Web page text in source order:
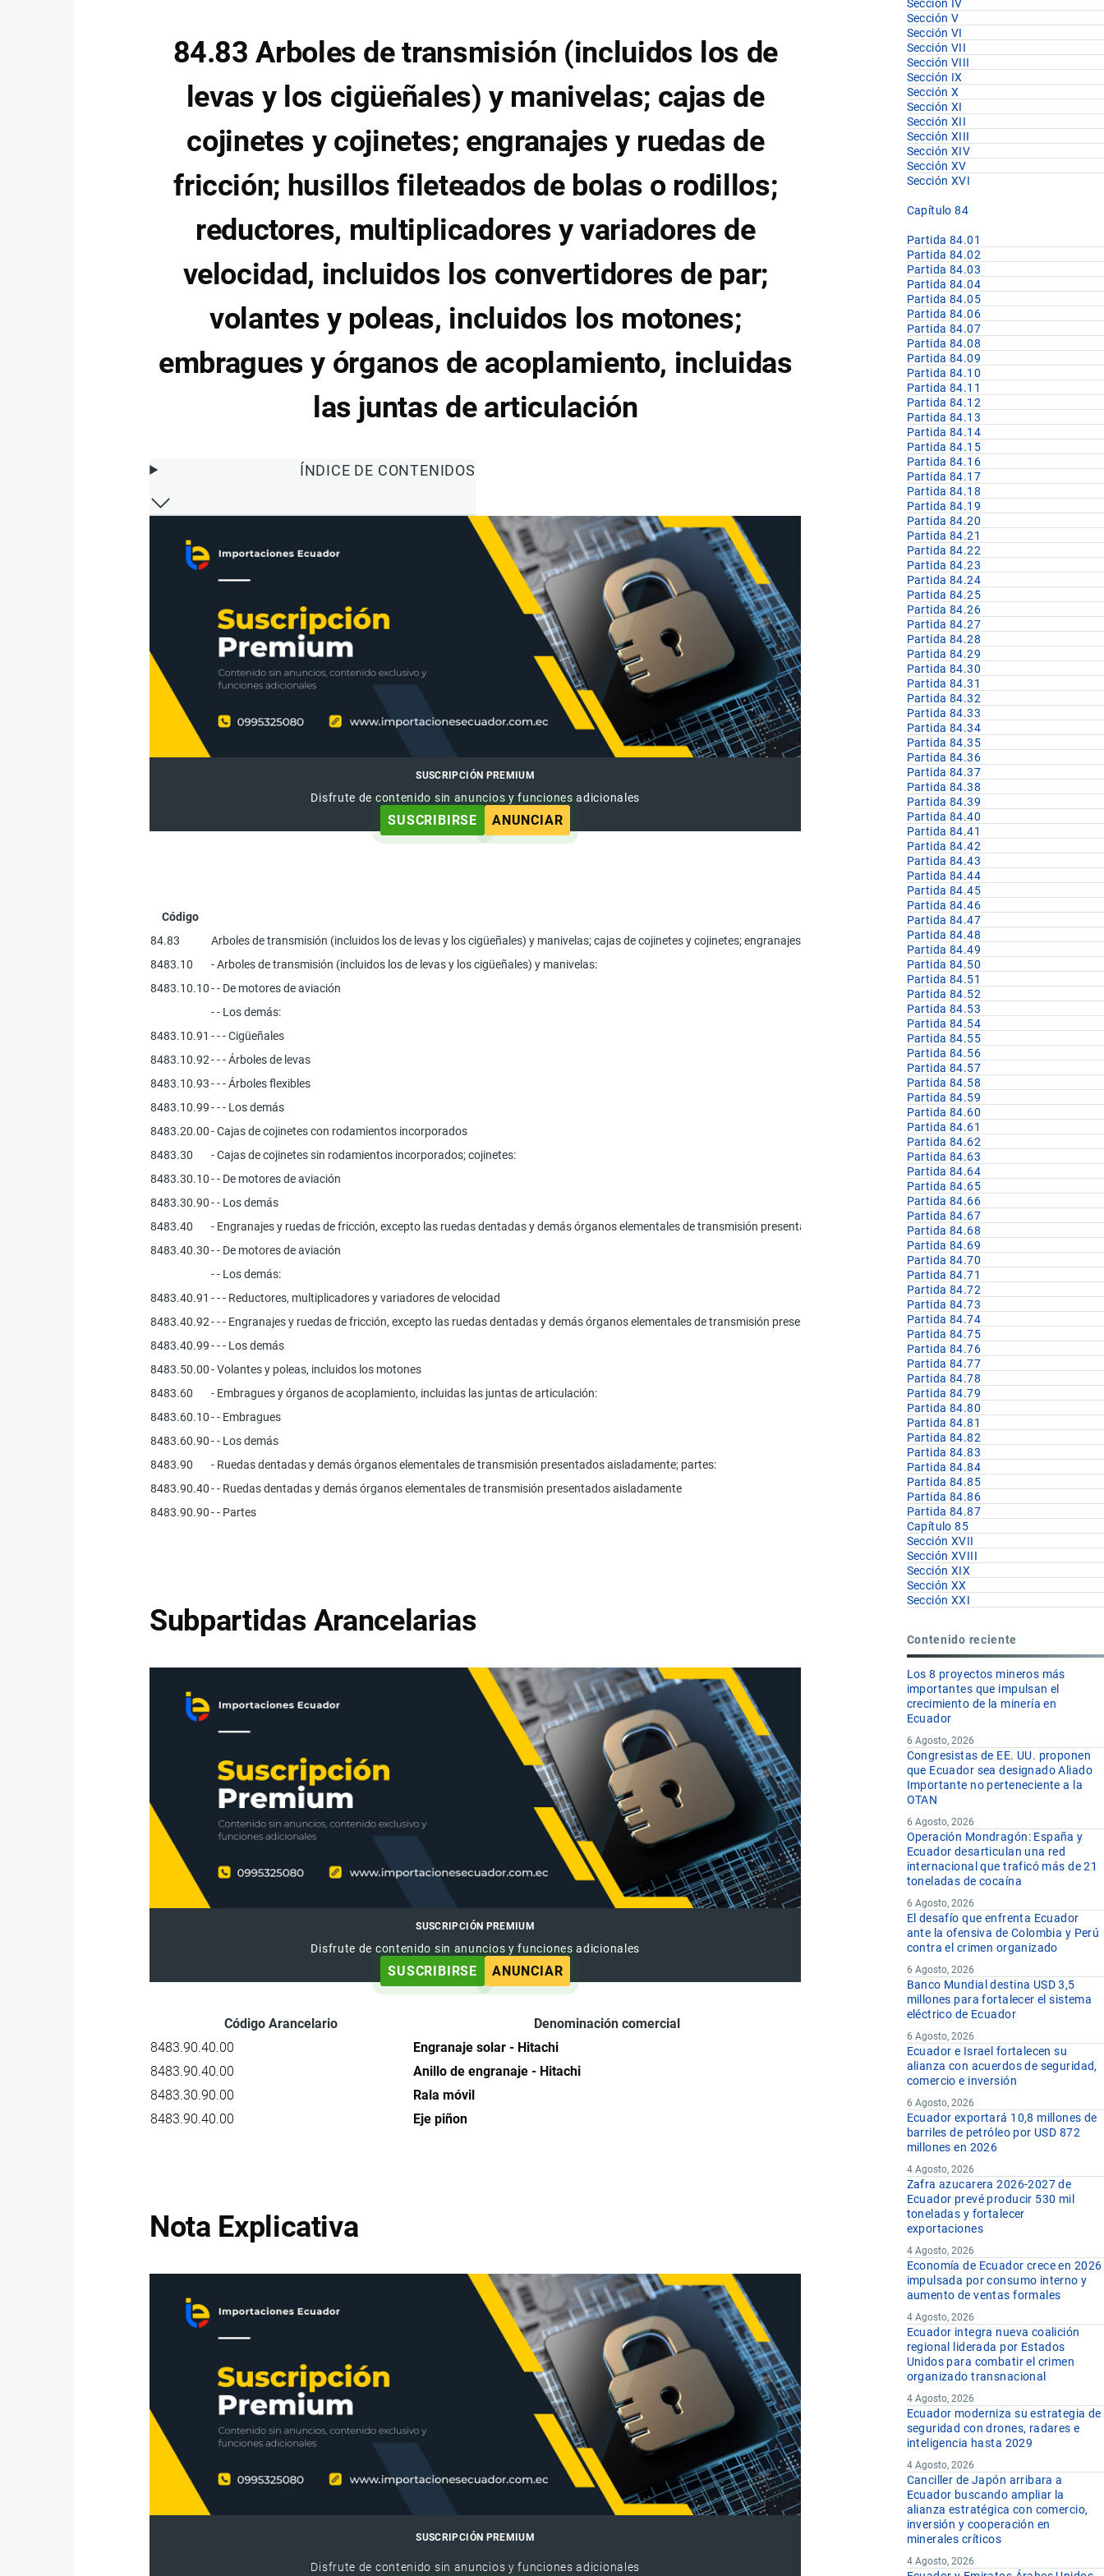
84.83 Arboles de transmisión (incluidos los de
levas y los cigüeñales) y manivelas; cajas de
cojinetes y cojinetes; engranajes y ruedas de
fricción; husillos fileteados de bolas o rodillos;
reductores, multiplicadores y variadores de
velocidad, incluidos los convertidores de par;
volantes y poleas, incluidos los motones;
embragues y órganos de acoplamiento, incluidas
las juntas de articulación
ÍNDICE DE CONTENIDOS
SUSCRIPCIÓN PREMIUM
Disfrute de contenido sin anuncios y funciones adicionales
SUSCRIBIRSE ANUNCIAR
Código
84.83
Arboles de transmisión (incluidos los de levas y los cigüeñales) y manivelas; cajas de cojinetes y cojinetes; engranajes y ruedas de fricción; husillos fileteados de bolas o
8483.10
- Arboles de transmisión (incluidos los de levas y los cigüeñales) y manivelas:
8483.10.10- - De motores de aviación
- - Los demás:
8483.10.91 - - - Cigüeñales
8483.10.92- - - Árboles de levas
8483.10.93- - - Árboles flexibles
8483.10.99- - - Los demás
8483.20.00- Cajas de cojinetes con rodamientos incorporados
8483.30
- Cajas de cojinetes sin rodamientos incorporados; cojinetes:
8483.30.10- - De motores de aviación
8483.30.90- - Los demás
8483.40
- Engranajes y ruedas de fricción, excepto las ruedas dentadas y demás órganos elementales de transmisión presentados aisladamente; husillos fileteados de bolas o rodillos;
8483.40.30- - De motores de aviación
- - Los demás:
8483.40.91 - - - Reductores, multiplicadores y variadores de velocidad
8483.40.92- - - Engranajes y ruedas de fricción, excepto las ruedas dentadas y demás órganos elementales de transmisión presentados aisladamente
8483.40.99- - - Los demás
8483.50.00- Volantes y poleas, incluidos los motones
8483.60
- Embragues y órganos de acoplamiento, incluidas las juntas de articulación:
8483.60.10- - Embragues
8483.60.90- - Los demás
8483.90
- Ruedas dentadas y demás órganos elementales de transmisión presentados aisladamente; partes:
8483.90.40- - Ruedas dentadas y demás órganos elementales de transmisión presenta­dos aisladamente
8483.90.90- - Partes
Subpartidas Arancelarias
SUSCRIPCIÓN PREMIUM
Disfrute de contenido sin anuncios y funciones adicionales
SUSCRIBIRSE ANUNCIAR
Código Arancelario
Denominación comercial
8483.90.40.00
Engranaje solar - Hitachi
8483.90.40.00
Anillo de engranaje - Hitachi
8483.30.90.00
Rala móvil
8483.90.40.00
Eje piñon
Nota Explicativa
SUSCRIPCIÓN PREMIUM
Disfrute de contenido sin anuncios y funciones adicionales
Sección IV
Sección V
Sección VI
Sección VII
Sección VIII
Sección IX
Sección X
Sección XI
Sección XII
Sección XIII
Sección XIV
Sección XV
Sección XVI
Capítulo 84
Partida 84.01
Partida 84.02
Partida 84.03
Partida 84.04
Partida 84.05
Partida 84.06
Partida 84.07
Partida 84.08
Partida 84.09
Partida 84.10
Partida 84.11
Partida 84.12
Partida 84.13
Partida 84.14
Partida 84.15
Partida 84.16
Partida 84.17
Partida 84.18
Partida 84.19
Partida 84.20
Partida 84.21
Partida 84.22
Partida 84.23
Partida 84.24
Partida 84.25
Partida 84.26
Partida 84.27
Partida 84.28
Partida 84.29
Partida 84.30
Partida 84.31
Partida 84.32
Partida 84.33
Partida 84.34
Partida 84.35
Partida 84.36
Partida 84.37
Partida 84.38
Partida 84.39
Partida 84.40
Partida 84.41
Partida 84.42
Partida 84.43
Partida 84.44
Partida 84.45
Partida 84.46
Partida 84.47
Partida 84.48
Partida 84.49
Partida 84.50
Partida 84.51
Partida 84.52
Partida 84.53
Partida 84.54
Partida 84.55
Partida 84.56
Partida 84.57
Partida 84.58
Partida 84.59
Partida 84.60
Partida 84.61
Partida 84.62
Partida 84.63
Partida 84.64
Partida 84.65
Partida 84.66
Partida 84.67
Partida 84.68
Partida 84.69
Partida 84.70
Partida 84.71
Partida 84.72
Partida 84.73
Partida 84.74
Partida 84.75
Partida 84.76
Partida 84.77
Partida 84.78
Partida 84.79
Partida 84.80
Partida 84.81
Partida 84.82
Partida 84.83
Partida 84.84
Partida 84.85
Partida 84.86
Partida 84.87
Capítulo 85
Sección XVII
Sección XVIII
Sección XIX
Sección XX
Sección XXI
Contenido reciente
Los 8 proyectos mineros más
importantes que impulsan el
crecimiento de la minería en
Ecuador
6 Agosto, 2026
Congresistas de EE. UU. proponen
que Ecuador sea designado Aliado
Importante no perteneciente a la
OTAN
6 Agosto, 2026
Operación Mondragón: España y
Ecuador desarticulan una red
internacional que traficó más de 21
toneladas de cocaína
6 Agosto, 2026
El desafío que enfrenta Ecuador
ante la ofensiva de Colombia y Perú
contra el crimen organizado
6 Agosto, 2026
Banco Mundial destina USD 3,5
millones para fortalecer el sistema
eléctrico de Ecuador
6 Agosto, 2026
Ecuador e Israel fortalecen su
alianza con acuerdos de seguridad,
comercio e inversión
6 Agosto, 2026
Ecuador exportará 10,8 millones de
barriles de petróleo por USD 872
millones en 2026
4 Agosto, 2026
Zafra azucarera 2026-2027 de
Ecuador prevé producir 530 mil
toneladas y fortalecer
exportaciones
4 Agosto, 2026
Economía de Ecuador crece en 2026
impulsada por consumo interno y
aumento de ventas formales
4 Agosto, 2026
Ecuador integra nueva coalición
regional liderada por Estados
Unidos para combatir el crimen
organizado transnacional
4 Agosto, 2026
Ecuador moderniza su estrategia de
seguridad con drones, radares e
inteligencia hasta 2029
4 Agosto, 2026
Canciller de Japón arribara a
Ecuador buscando ampliar la
alianza estratégica con comercio,
inversión y cooperación en
minerales críticos
4 Agosto, 2026